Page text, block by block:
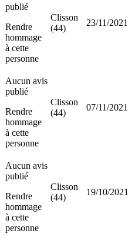
publié
Rendre
hommage
à cette
personne
Clisson
(44)
23/11/2021
Aucun avis
publié
Rendre
hommage
à cette
personne
Clisson
(44)
07/11/2021
Aucun avis
publié
Rendre
hommage
à cette
personne
Clisson
(44)
19/10/2021